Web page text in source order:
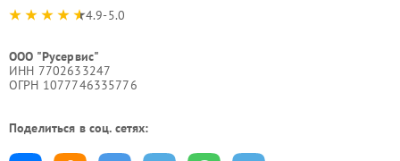
4.9-5.0
ООО "Русервис"
ИНН 7702633247
ОГРН 1077746335776
Поделиться в соц. сетях: